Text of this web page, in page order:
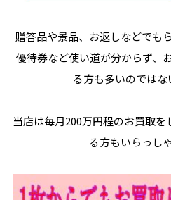
贈答品や景品、お返しなどでも
優待券など使い道が分からず、
る方も多いのではな
当店は毎月200万円程のお買取を
る方もいらっし